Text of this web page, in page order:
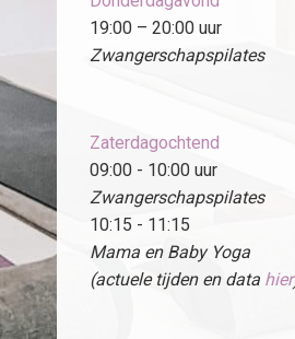
19:00 – 20:00 uur
Zwangerschapspilates
Zaterdagochtend
09:00 - 10:00 uur
Zwangerschapspilates
10:15 - 11:15
Mama en Baby Yoga
(actuele tijden en data hier